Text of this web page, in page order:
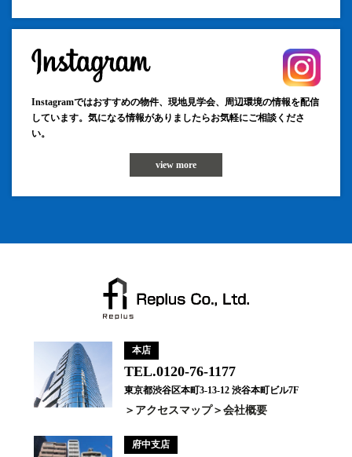
Instagramではおすすめの物件、現地見学会、周辺環境の情報を配信
しています。気になる情報がありましたらお気軽にご相談くださ
い。
view more
本店
TEL.0120-76-1177
東京都渋谷区本町3-13-12 渋谷本町ビル7F
アクセスマップ 会社概要
府中支店